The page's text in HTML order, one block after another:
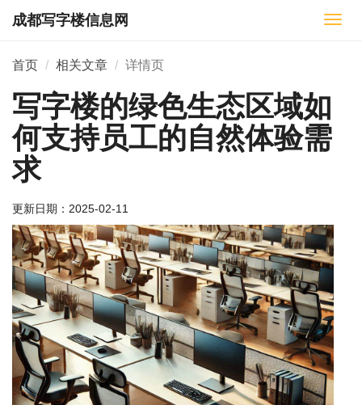
切
成都写字楼信息网
首页 相关文章 详情页
写字楼的绿色生态区域如
何支持员工的自然体验需
求
更新日期： 2025-02-11